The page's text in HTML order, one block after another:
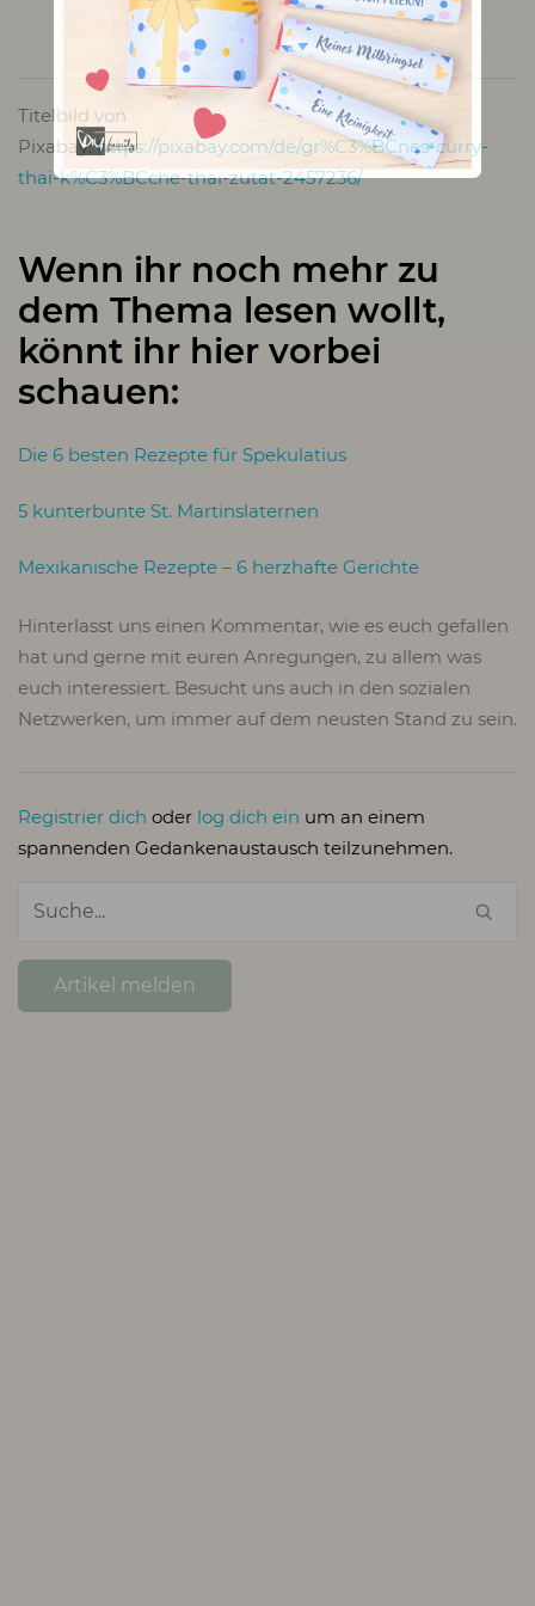
Titelbild von
Pixabay:https://pixabay.com/de/gr%C3%BCnes-curry-
thai-k%C3%BCche-thai-zutat-2457236/
Wenn ihr noch mehr zu
dem Thema lesen wollt,
könnt ihr hier vorbei
schauen:
Die 6 besten Rezepte für Spekulatius
5 kunterbunte St. Martinslaternen
Mexikanische Rezepte – 6 herzhafte Gerichte
Hinterlasst uns einen Kommentar, wie es euch gefallen
hat und gerne mit euren Anregungen, zu allem was
euch interessiert. Besucht uns auch in den sozialen
Netzwerken, um immer auf dem neusten Stand zu sein.
Registrier dich oder log dich ein um an einem
spannenden Gedankenaustausch teilzunehmen.
Artikel melden